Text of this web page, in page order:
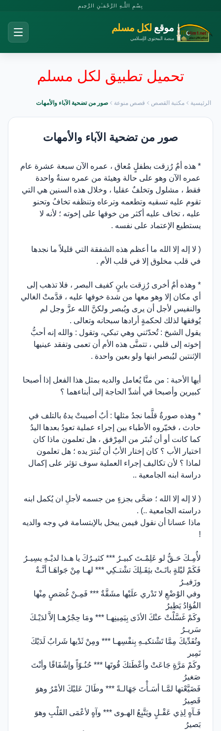
بِسْمِ اللَّـهِ الرَّحْمَـٰنِ الرَّحِيمِ
موقع لكل مسلم
منصة المحتوى الإسلامي
تحميل تطبيق لكل مسلم
الرئيسية مكتبة القصص قصص منوعة صور من تضحية الآباء والأمهات
صور من تضحية الآباء والأمهات
* هذه أمٌ رُزقت بطفلٍ مُعاق ، عمره الآن سبعة عشرة عام
عمره الآن وهو على حالة وهيئة من عمره سنةٌ واحدة
فقط ، مشلول وتخلفٌ عقليا ، وخلال هذه السنين هي التي
تقوم عليه تسقيه وتطعمه وترعاه وتنظفه تخافُ وتحنو
عليه ، تخاف عليه أكثر من خوفها على إخوته ؛ لأنه لا
يستطيع الإعتماد على نفسه .
( لا إله إلا الله ما أعظم هذه الشفقة التي قليلاً ما نجدها
في قلب مخلوق إلا في قلب الأم .
* وهذه أمٌ أخرى رُزِقت بابنٍ كفيف البصر ، فلا تذهب إلى
أي مكان إلا وهو معها من شدة خوفها عليه ، قدَّمتْ الغالي
والنفيس لأجل أن يرى ويُبصر ولكنَّ الله عزَّ وجل لم
يُوفقها لذلك لحكمةٍ أرادها سبحانه وتعالى .
يقول الشيخ : تُحدّثني وهي تبكي، وتقول : والله إنه أحبُّ
إخوته إلى قلبي ، تتمنَّى هذه الأم أن تعمى وتفقد عينيها
الإثنتين ليُبصر ابنها ولو بعين واحدة .
أيها الأحبة : من منَّا يُعامل والديه بمثل هذا الفعل إذا أصبحا
كبيرين وأصبحا في أشدِّ الحاجة إلى أبناءهما ؟
* وهذه صورةٌ قلَّما نجدُ مثلها : أبٌ أصيبتْ يدهُ بالتلف في
حادث ، فخيّروه الأطباء بين إجراء عملية تعودُ بعدها اليدُ
كما كانت أو أن تُبتَر من المِرْفق ، هل تعلمون ماذا كان
اختيار الأب ؟ كان إختار الأبُ أن تُبترَ يده ؛ هل تعلمون
لماذا ؟ لأن تكاليف إجراء العملية سوف تؤثر على إكمال
دراسة ابنه الجامعية ..
( لا إله إلا الله ؛ ضحَّى بجزءٍ من جسمه لأجلِ ان يُكمل ابنه
دراسته الجامعية ..) .
ماذا عسانا أن نقول فيمن يبخل بالإبتسامة في وجه والديه
!
لأُمِـكَ حَـقُّ لو عَلِمْـتَ كبيـرُ *** كثيـرُكَ يا هـذا لديْـهِ يسِيـرُ
فَكَمْ ليْلةٍ باتَـتْ بثِقَـلِكَ تشْتـكِي *** لهـا مِنْ جَواهَـا أنَّـةٌ
وزَفيـرُ
وفي الوْضْعِ لا تَدْري علَيْها مشَقَّةٌ *** فَمِـنْ غُصَصٍ مِنْها
الفُؤادُ يَطِيرُ
وكَمْ غَسَّلْتْ عنْكَ الأذَى بِيَمِينِهـا *** ومَا حِجْرُهـا إلاَّ لدَيْـكَ
سَريـرُ
وتُفَدِّيكَ مِمَّا تَشْتكيـهِ بِنفْسِهـا *** ومِنْ ثَدْيها شَرابٌ لَدَيْكَ
نَمِير
وكَمْ مَرَّةٍ جَاعَتْ وأعْطَتكَ قُوتَها *** حُنُـوّاً وإشْفَاقًا وأنْتَ
صَغيرُ
فَضَيَّعْتها لمَّـا أسَـأْتَ جَهَالـةً *** وطَالَ عَليْكَ الأمْرُ وهوَ
قَصِيرُ
فَـآهٍ لِذِي عَقْـلٍ ويَتَّبِعُ الهـوى *** وآهٍ لأعْمَى القَلْبِ وهوَ
بَصيرُ